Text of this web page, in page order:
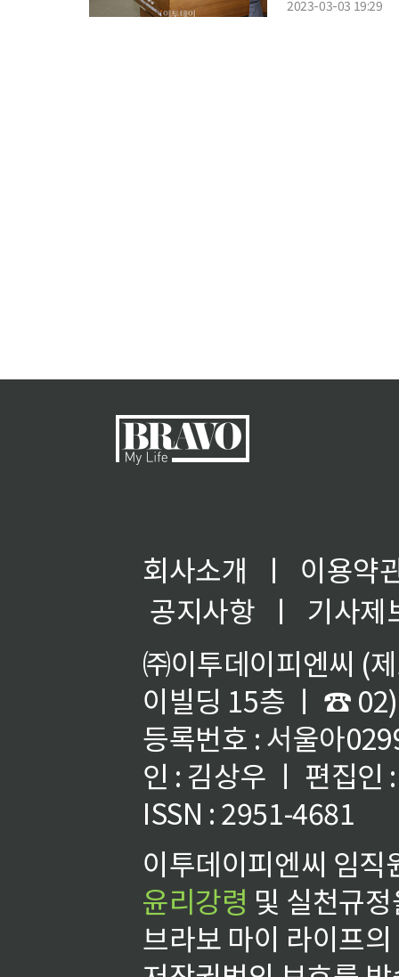
2023-03-03 19:29
회사소개 ㅣ
이용약
공지사항
ㅣ
기사제
㈜이투데이피엔씨 (
이빌딩 15층 ㅣ ☎
등록번호 : 서울아
인 : 김상우 ㅣ 편집인
ISSN : 2951-4681
이투데이피엔씨 임
윤리강령 및 실천규
브라보 마이 라이프